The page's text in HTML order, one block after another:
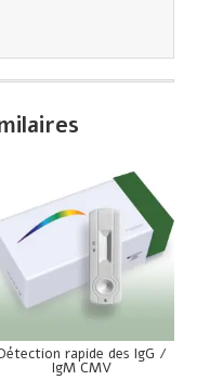
rapide des IgG /
IgM CMV